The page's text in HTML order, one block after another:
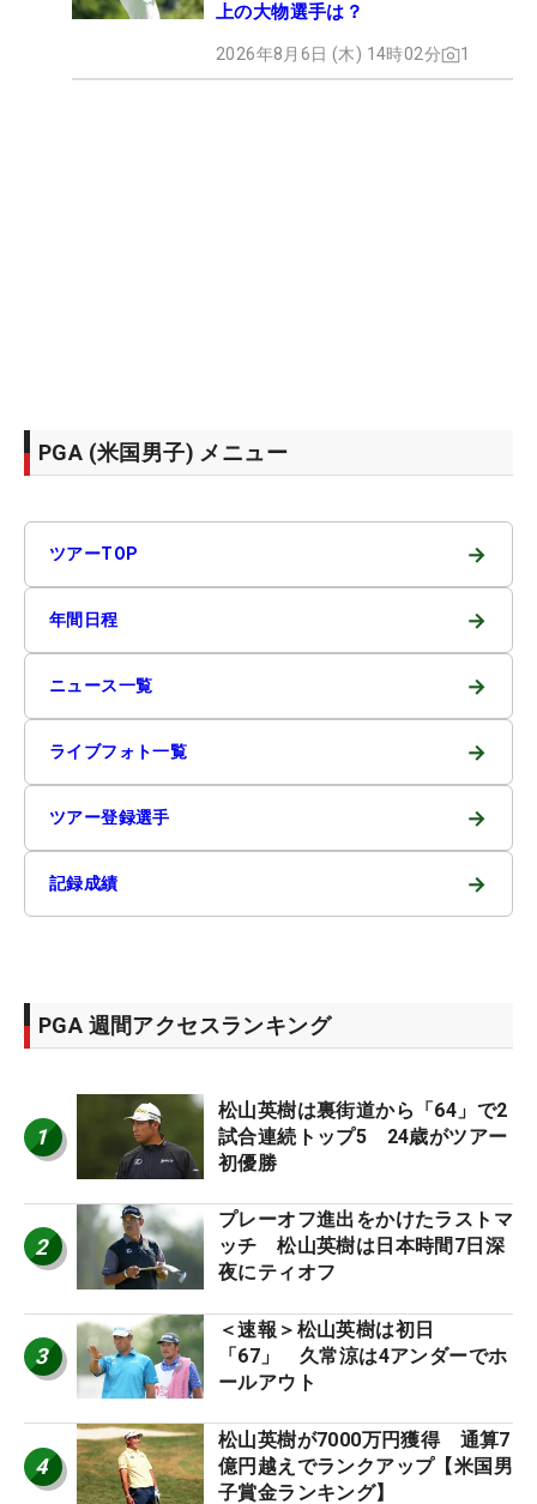
上の大物選手は？
2026年8月6日 (木) 14時02分 1
PGA (米国男子) メニュー
ツアーTOP →
年間日程 →
ニュース一覧 →
ライブフォト一覧 →
ツアー登録選手 →
記録成績 →
PGA 週間アクセスランキング
1
松山英樹は裏街道から「64」で2
試合連続トップ5 24歳がツアー
初優勝
2
プレーオフ進出をかけたラストマ
ッチ 松山英樹は日本時間7日深
夜にティオフ
3
＜速報＞松山英樹は初日
「67」 久常涼は4アンダーでホ
ールアウト
4
松山英樹が7000万円獲得 通算7
億円越えでランクアップ【米国男
子賞金ランキング】